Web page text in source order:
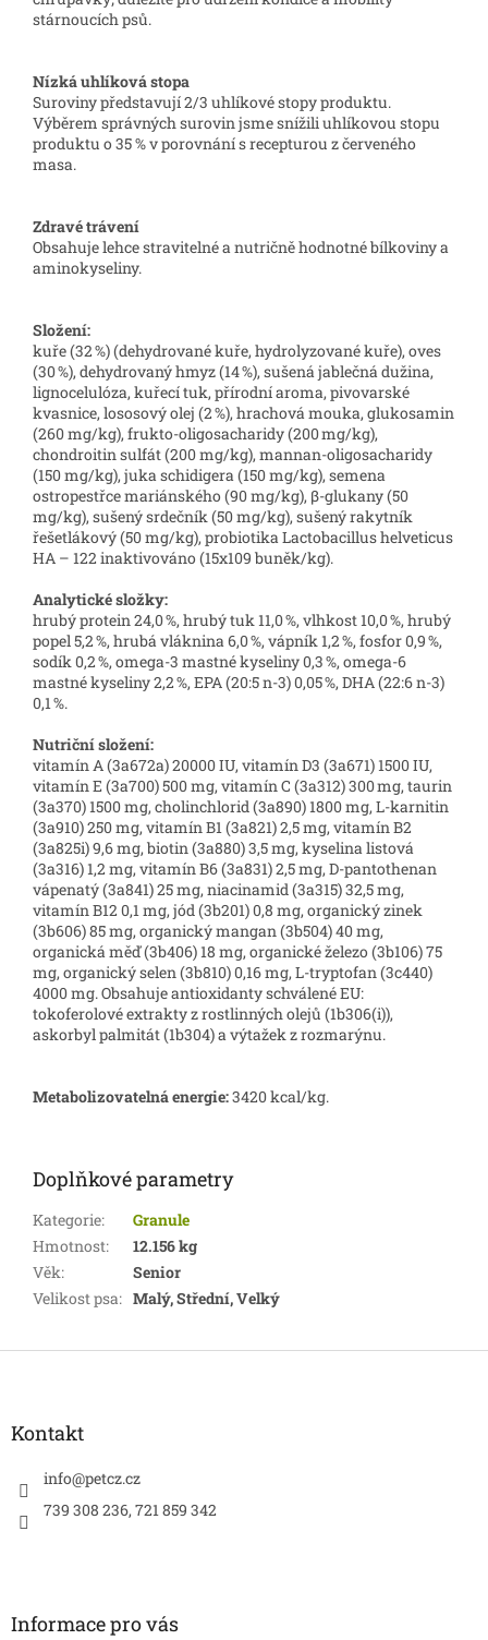
stárnoucích psů.
Nízká uhlíková stopa
Suroviny představují 2/3 uhlíkové stopy produktu.
Výběrem správných surovin jsme snížili uhlíkovou stopu
produktu o 35 % v porovnání s recepturou z červeného
masa.
Zdravé trávení
Obsahuje lehce stravitelné a nutričně hodnotné bílkoviny a
aminokyseliny.
Složení:
kuře (32 %) (dehydrované kuře, hydrolyzované kuře), oves
(30 %), dehydrovaný hmyz (14 %), sušená jablečná dužina,
lignocelulóza, kuřecí tuk, přírodní aroma, pivovarské
kvasnice, lososový olej (2 %), hrachová mouka, glukosamin
(260 mg/kg), frukto-oligosacharidy (200 mg/kg),
chondroitin sulfát (200 mg/kg), mannan-oligosacharidy
(150 mg/kg), juka schidigera (150 mg/kg), semena
ostropestřce mariánského (90 mg/kg), β-glukany (50
mg/kg), sušený srdečník (50 mg/kg), sušený rakytník
řešetlákový (50 mg/kg), probiotika Lactobacillus helveticus
HA – 122 inaktivováno (15x109 buněk/kg).
Analytické složky:
hrubý protein 24,0 %, hrubý tuk 11,0 %, vlhkost 10,0 %, hrubý
popel 5,2 %, hrubá vláknina 6,0 %, vápník 1,2 %, fosfor 0,9 %,
sodík 0,2 %, omega-3 mastné kyseliny 0,3 %, omega-6
mastné kyseliny 2,2 %, EPA (20:5 n-3) 0,05 %, DHA (22:6 n-3)
0,1 %.
Nutriční složení:
vitamín A (3a672a) 20000 IU, vitamín D3 (3a671) 1500 IU,
vitamín E (3a700) 500 mg, vitamín C (3a312) 300 mg, taurin
(3a370) 1500 mg, cholinchlorid (3a890) 1800 mg, L-karnitin
(3a910) 250 mg, vitamín B1 (3a821) 2,5 mg, vitamín B2
(3a825i) 9,6 mg, biotin (3a880) 3,5 mg, kyselina listová
(3a316) 1,2 mg, vitamín B6 (3a831) 2,5 mg, D-pantothenan
vápenatý (3a841) 25 mg, niacinamid (3a315) 32,5 mg,
vitamín B12 0,1 mg, jód (3b201) 0,8 mg, organický zinek
(3b606) 85 mg, organický mangan (3b504) 40 mg,
organická měď (3b406) 18 mg, organické železo (3b106) 75
mg, organický selen (3b810) 0,16 mg, L-tryptofan (3c440)
4000 mg. Obsahuje antioxidanty schválené EU:
tokoferolové extrakty z rostlinných olejů (1b306(i)),
askorbyl palmitát (1b304) a výtažek z rozmarýnu.
Metabolizovatelná energie:3420 kcal/kg.
Doplňkové parametry
Kategorie:
Granule
Hmotnost:
12.156 kg
Věk:
Senior
Velikost psa: Malý, Střední, Velký
Kontakt
info@petcz.cz
739 308 236, 721 859 342
Informace pro vás